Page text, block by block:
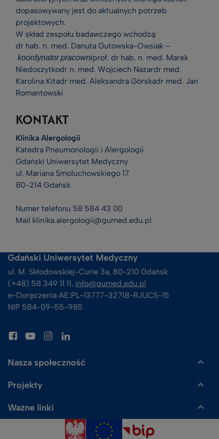
dopasowywany jest do aktualnych potrzeb
projektowych.
W skład zespołu badawczego wchodzą:
dr hab. n. med. Danuta Gutowska-Owsiak –
koordynator pracowniprof. dr hab. n. med. Marek
Niedoszytkodr n. med. Wojciech Nazardr med.
Karolina Kitadr med. Aleksandra Górskadr med. Jan
Romantowski
KONTAKT
Klinika Alergologii
Katedra Pneumonologii i Alergologii
Gdański Uniwersytet Medyczny
ul. Mariana Smoluchowskiego 17
80-214 Gdańsk
Numer telefonu 58 584 43 00
Mail klinika.alergologii@gumed.edu.pl
Gdański Uniwersytet Medyczny
ul. M. Skłodowskiej-Curie 3a, 80-210 Gdańsk
(+48) 58 349 11 11, info@gumed.edu.pl
e-Doręczenia AE:PL-13777-32718-RJUCS-15
NIP 584-09-55-985
Nasza społeczność
Gazeta GUMed
Skalpel. Podcast GUMed
Sklep Dr Gadżet
Projekty
Uczelnia Badawcza
Ważne linki
Polityka prywatności